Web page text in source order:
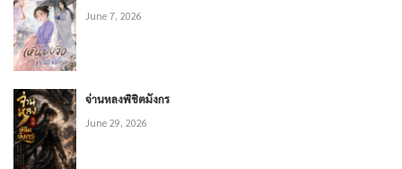
June 7, 2026
จ่านหลงพิชิตมังกร
June 29, 2026